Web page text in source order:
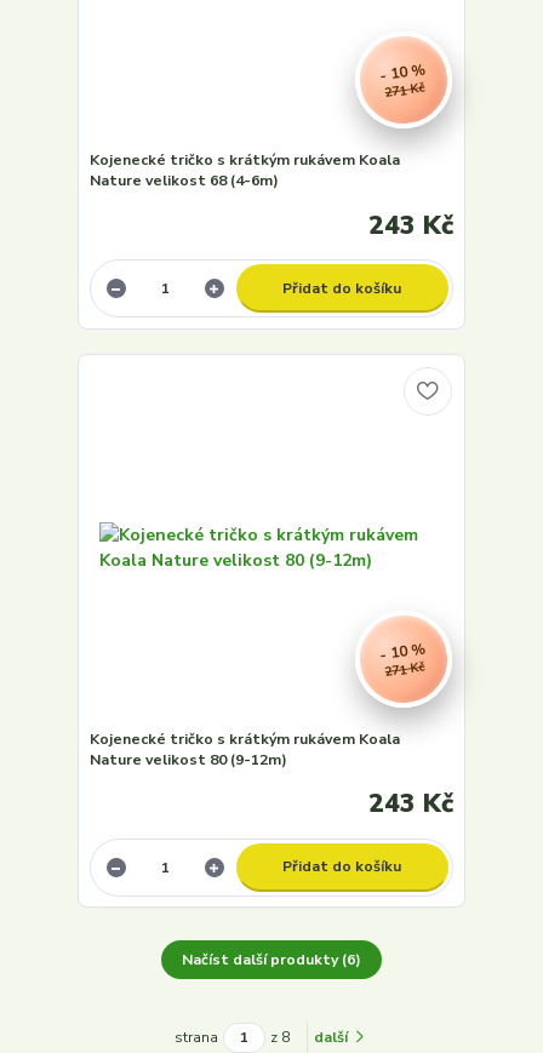
271 Kč
- 10 %
Kojenecké tričko s krátkým rukávem Koala
Nature velikost 68 (4-6m)
243 Kč
Přidat do košíku
271 Kč
- 10 %
Kojenecké tričko s krátkým rukávem Koala
Nature velikost 80 (9-12m)
243 Kč
Přidat do košíku
Načíst další produkty (6)
strana z 8 další